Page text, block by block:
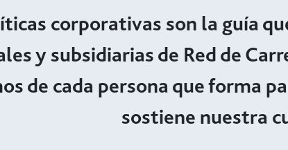
corporativas son la guía
y subsidiarias de Red de
de cada persona que forma
sostiene nuestra